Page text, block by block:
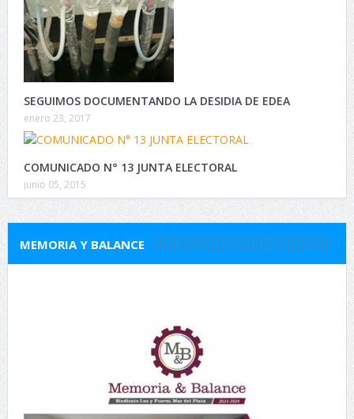
SEGUIMOS DOCUMENTANDO LA DESIDIA DE EDEA
enero 23, 2017
COMUNICADO N° 13 JUNTA ELECTORAL
junio 05, 2015
MEMORIA Y BALANCE